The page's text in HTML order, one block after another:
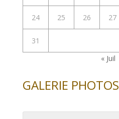
24 25 26 27
31
« Juil
GALERIE PHOTOS